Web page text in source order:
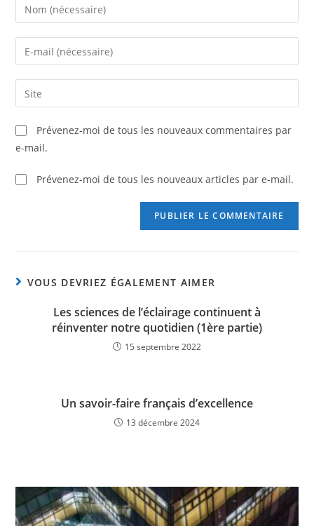
Prévenez-moi de tous les nouveaux commentaires par
e-mail.
Prévenez-moi de tous les nouveaux articles par e-mail.
VOUS DEVRIEZ ÉGALEMENT AIMER
Les sciences de l’éclairage continuent à
réinventer notre quotidien (1ère partie)
15 septembre 2022
Un savoir-faire français d’excellence
13 décembre 2024